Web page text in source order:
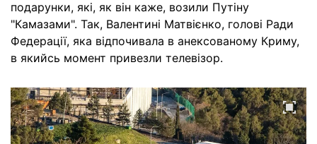
подарунки, які, як він каже, возили Путіну
"Камазами". Так, Валентині Матвієнко, голові Ради
Федерації, яка відпочивала в анексованому Криму,
в якийсь момент привезли телевізор.